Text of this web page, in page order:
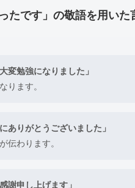
たです」の敬語を用いた
変勉強になりました」
ります。
ありがとうございました」
伝わります。
謝申し上げます」